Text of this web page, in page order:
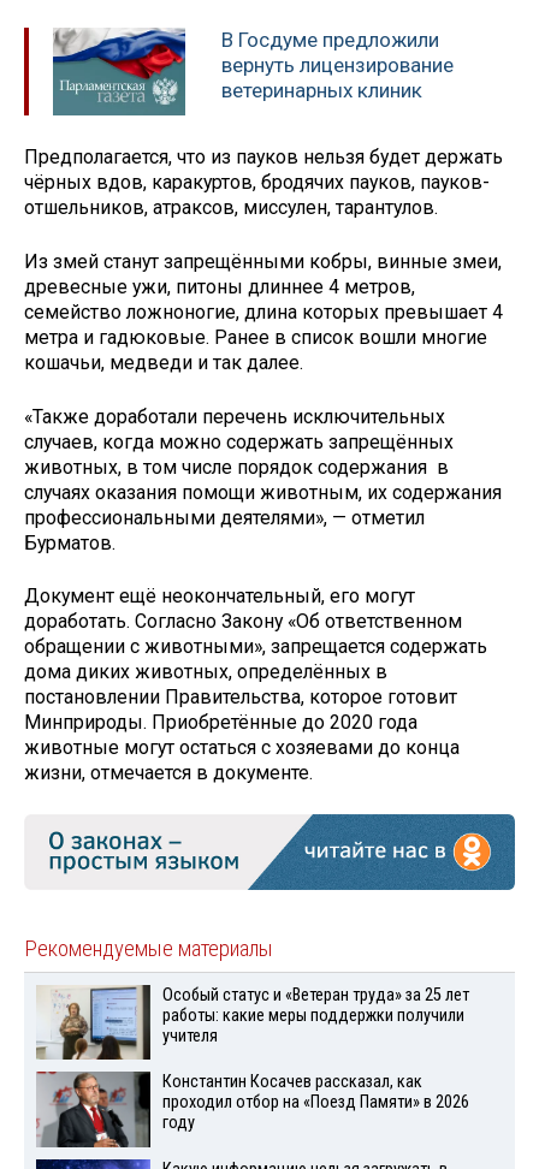
В Госдуме предложили
вернуть лицензирование
ветеринарных клиник
Предполагается, что из пауков нельзя будет держать
чёрных вдов, каракуртов, бродячих пауков, пауков-
отшельников, атраксов, миссулен, тарантулов.
Из змей станут запрещёнными кобры, винные змеи,
древесные ужи, питоны длиннее 4 метров,
семейство ложноногие, длина которых превышает 4
метра и гадюковые. Ранее в список вошли многие
кошачьи, медведи и так далее.
«Также доработали перечень исключительных
случаев, когда можно содержать запрещённых
животных, в том числе порядок содержания в
случаях оказания помощи животным, их содержания
профессиональными деятелями», — отметил
Бурматов.
Документ ещё неокончательный, его могут
доработать. Согласно Закону «Об ответственном
обращении с животными», запрещается содержать
дома диких животных, определённых в
постановлении Правительства, которое готовит
Минприроды. Приобретённые до 2020 года
животные могут остаться с хозяевами до конца
жизни, отмечается в документе.
Рекомендуемые материалы
Особый статус и «Ветеран труда» за 25 лет
работы: какие меры поддержки получили
учителя
Константин Косачев рассказал, как
проходил отбор на «Поезд Памяти» в 2026
году